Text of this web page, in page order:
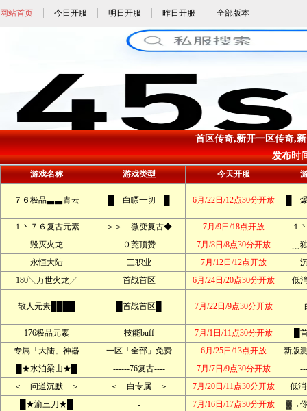
网站首页 今日开服 明日开服 昨日开服 全部版本
首区传奇,新开一区传奇,
发布时
游戏名称 游戏类型 今天开服
７６极品▃▃青云 █ 白瞟一切 █ 6月/22日/12点30分开放 █
１丶７６复古元素 ＞＞ 微变复古◆ 7月/9日/18点开放
１
毁灭火龙
０茺顶赞 7月/8日/8点30分开放
﹍
永恒大陆
三职业 7月/12日/12点开放
180╲万世火龙╱
首战首区 6月/24日/20点30分开放 低
散人元素████ █首战首区█ 7月/22日/9点30分开放
176极品元素 技能buff 7月/1日/11点30分开放
█
专属「大陆」神器
一区「全部」免费 6月/25日/13点开放
新版
█★水泊梁山★█
------76复古---- 7月/7日/9点30分开放
＜ 问道沉默 ＞
＜ 白专属 ＞ 7月/20日/11点30分开放
低
█★渝三刀★█
- 7月/16日/17点30分开放
▓→